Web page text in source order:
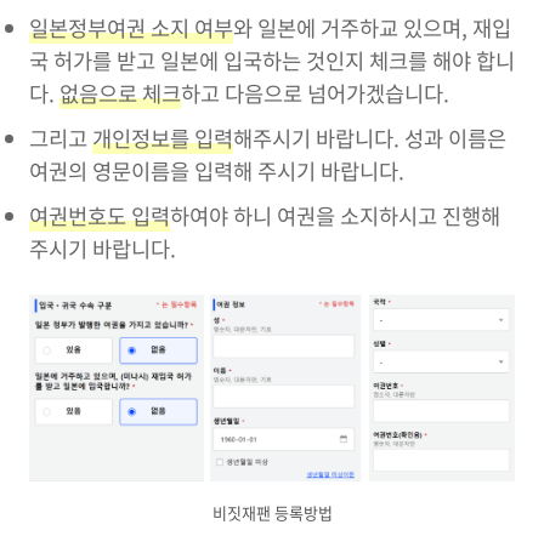
일본정부여권 소지 여부와 일본에 거주하교 있으며, 재입
국 허가를 받고 일본에 입국하는 것인지 체크를 해야 합니
다.없음으로 체크하고 다음으로 넘어가겠습니다.
그리고개인정보를 입력해주시기 바랍니다. 성과 이름은
여권의 영문이름을 입력해 주시기 바랍니다.
여권번호도 입력하여야 하니 여권을 소지하시고 진행해
주시기 바랍니다.
비짓재팬 등록방법